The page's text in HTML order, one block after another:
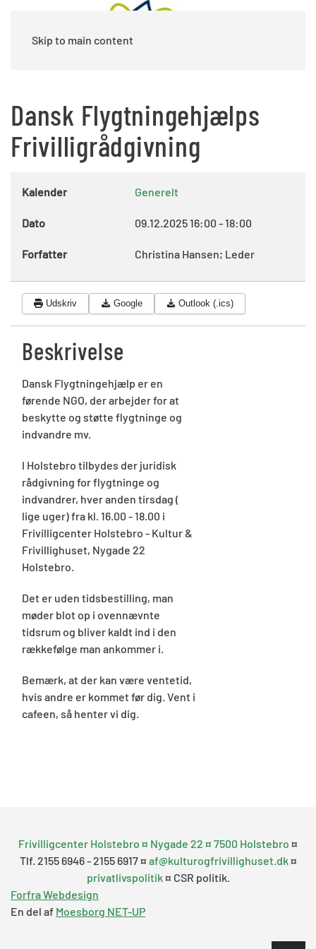
Skip to main content
Dansk Flygtningehjælps
Frivilligrådgivning
Kalender Generelt
Dato 09.12.202516:00 -18:00
Forfatter Christina Hansen; Leder
Udskriv Google Outlook (.ics)
Beskrivelse
Dansk Flygtningehjælp er en
førende NGO, der arbejder for at
beskytte og støtte flygtninge og
indvandre mv.
I Holstebro tilbydes der juridisk
rådgivning for flygtninge og
indvandrer, hver anden tirsdag (
lige uger) fra kl. 16.00 - 18.00 i
Frivilligcenter Holstebro - Kultur &
Frivillighuset, Nygade 22
Holstebro.
Det er uden tidsbestilling, man
møder blot op i ovennævnte
tidsrum og bliver kaldt ind i den
rækkefølge man ankommer i.
Bemærk, at der kan være ventetid,
hvis andre er kommet før dig. Vent i
cafeen, så henter vi dig.
Frivilligcenter Holstebro ¤ Nygade 22 ¤ 7500 Holstebro ¤
Tlf. 2155 6946 - 2155 6917 ¤ af@kulturogfrivillighuset.dk¤
privatlivspolitik¤ CSR politik.
Forfra Webdesign
En del af Moesborg NET-UP